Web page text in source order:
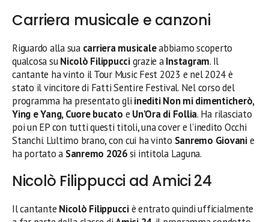
Carriera musicale e canzoni
Riguardo alla sua carriera musicaleabbiamo scoperto
qualcosa suNicolò Filippuccigrazie aInstagram. Il
cantante ha vinto il Tour Music Fest 2023 e nel 2024 è
stato il vincitore di Fatti Sentire Festival. Nel corso del
programma ha presentato gli inediti Non mi dimenticherò,
Ying e Yang, Cuore bucato e Un’Ora di Follia. Ha rilasciato
poi un EP con tutti questi titoli, una cover e l’inedito Occhi
Stanchi. L’ultimo brano, con cui ha vinto Sanremo Giovanie
ha portato a Sanremo 2026si intitola Laguna.
Nicolò Filippucci ad Amici 24
Il cantante Nicolò Filippucciè entrato quindi ufficialmente